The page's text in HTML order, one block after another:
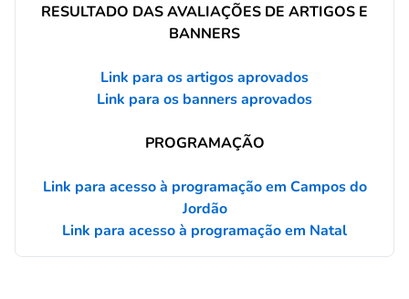
RESULTADO DAS AVALIAÇÕES DE ARTIGOS E
BANNERS
Link para os artigos aprovados
Link para os banners aprovados
PROGRAMAÇÃO
Link para acesso à programação em Campos do
Jordão
Link para acesso à programação em Natal